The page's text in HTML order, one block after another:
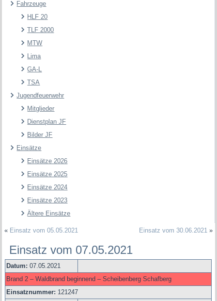
Fahrzeuge
HLF 20
TLF 2000
MTW
Lima
GA-L
TSA
Jugendfeuerwehr
Mitglieder
Dienstplan JF
Bilder JF
Einsätze
Einsätze 2026
Einsätze 2025
Einsätze 2024
Einsätze 2023
Ältere Einsätze
« Einsatz vom 05.05.2021 Einsatz vom 30.06.2021»
Einsatz vom 07.05.2021
Datum:07.05.2021
Brand 2 – Waldbrand beginnend – Scheibenberg Schafberg
Einsatznummer: 121247